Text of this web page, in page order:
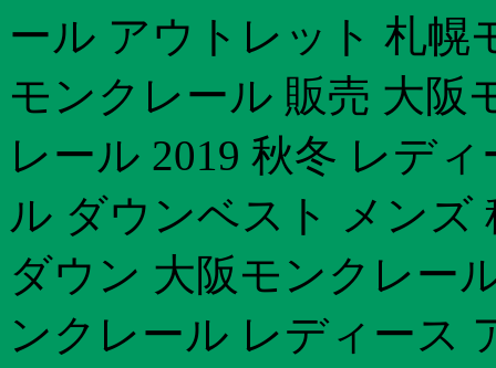
ール アウトレット 札幌
モンクレール 販売 大阪
レール 2019 秋冬 レデ
ル ダウンベスト メンズ
ダウン 大阪モンクレー
ンクレール レディース